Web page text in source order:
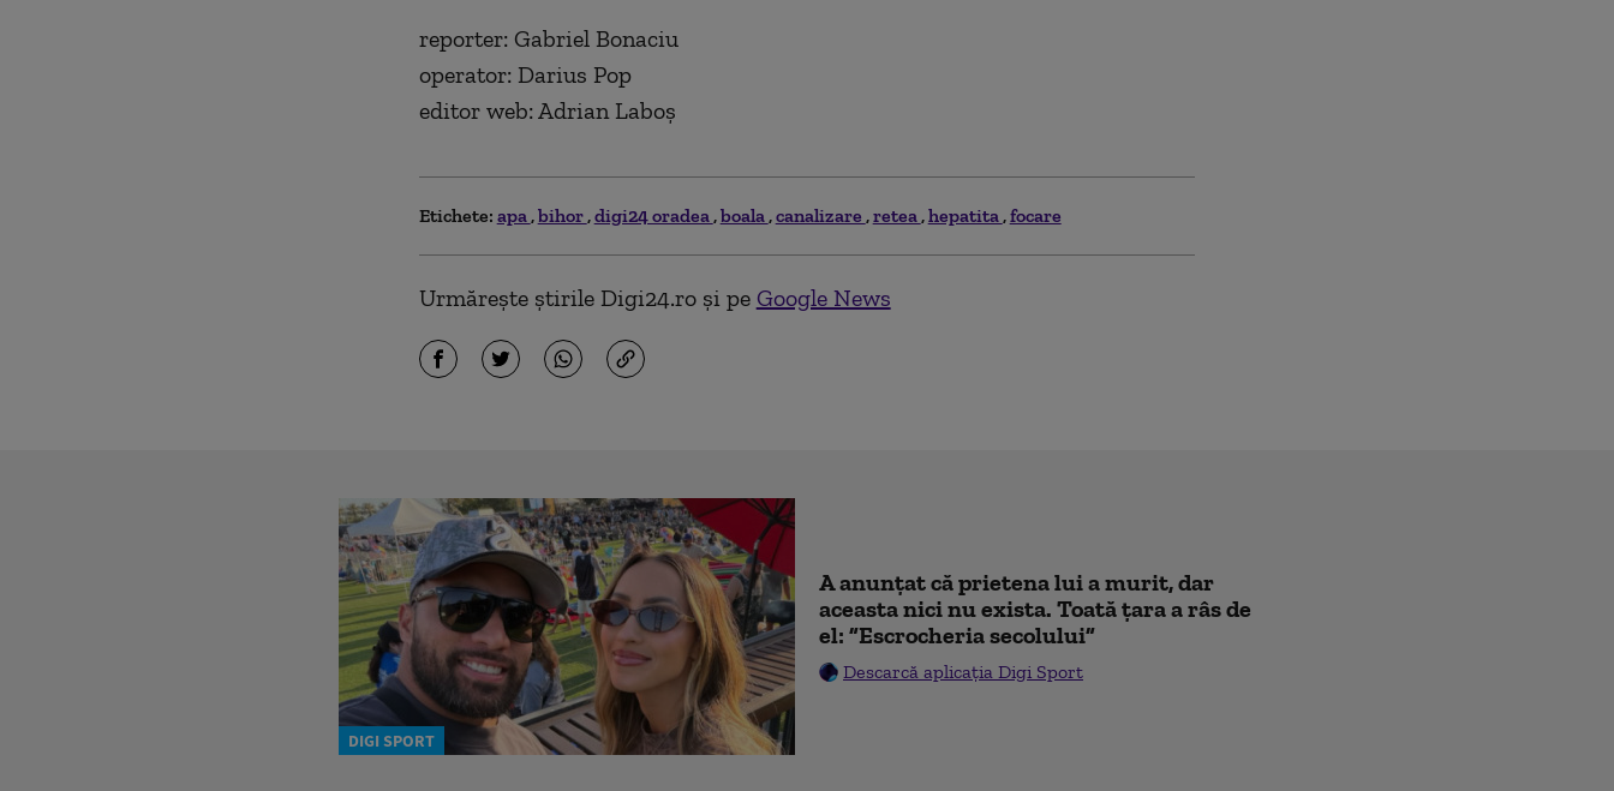
reporter: Gabriel Bonaciu
operator: Darius Pop
editor web: Adrian Laboş
Etichete: apa bihor digi24 oradea boala canalizare retea hepatita focare
Urmărește știrile Digi24.ro și pe Google News
DIGI SPORT
A anunțat că prietena lui a murit, dar
aceasta nici nu exista. Toată țara a râs de
el: ”Escrocheria secolului”
Descarcă aplicația Digi Sport